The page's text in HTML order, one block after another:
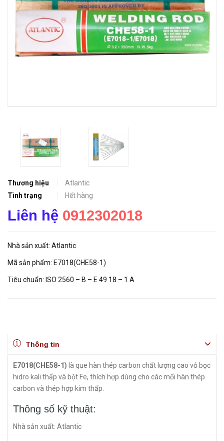
Thương hiệu
Atlantic
Tình trạng
Hết hàng
Liên hệ 0912302018
Nhà sản xuất: Atlantic
Mã sản phẩm: E7018(CHE58-1)
Tiêu chuẩn: ISO 2560 – B – E 49 18 – 1 A
Thông tin
E7018(CHE58-1) là que hàn thép carbon chất lượng cao vỏ bọc
hidro kali thấp và bột Fe, thích hợp dùng cho các mối hàn thép
carbon và thép hợp kim thấp.
Thông số kỹ thuật:
Nhà sản xuất: Atlantic